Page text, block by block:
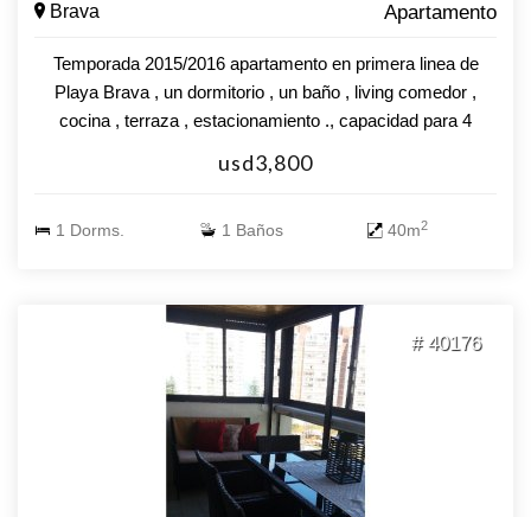
Brava Apartamento
Temporada 2015/2016 apartamento en primera linea de
Playa Brava , un dormitorio , un baño , living comedor ,
cocina , terraza , estacionamiento ., capacidad para 4
usd3,800
1 Dorms. 1 Baños 40m2
# 40176